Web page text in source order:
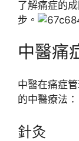
了解痛症的
步。
中醫痛
中醫在痛症
的中醫療法：
針灸